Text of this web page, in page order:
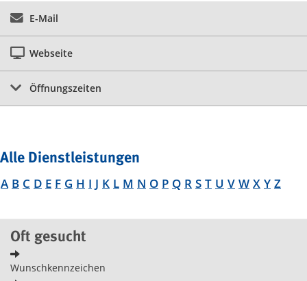
E-Mail
Webseite
Öffnungszeiten
Alle Dienstleistungen
A B C D E F G H I J K L M N O P Q R S T U V W X Y Z
Oft gesucht
Wunschkennzeichen